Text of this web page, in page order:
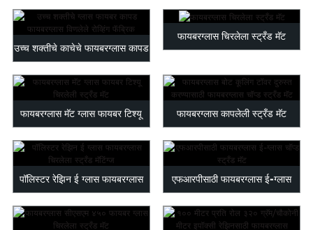
विणलेले... क्लॉज... चे साहित्य
उच्च शक्तीचे काचेचे फायबरग्लास कापड
विणलेले...
फायबरग्लास चिरलेला स्ट्रँड मॅट
फायबरग्लास मॅट ग्लास फायबर टिश्यू
चिरलेला स्ट्रॅन...
फायबरग्लास कापलेली स्ट्रँड मॅट
फायबर दुरुस्तीसाठी...
पॉलिस्टर रेझिन ई ग्लास फायबरग्लास
चिरलेला स्ट्रा...
एफआरपीसाठी फायबरग्लास ई-ग्लास
चॉप्ड स्ट्रँड मॅट